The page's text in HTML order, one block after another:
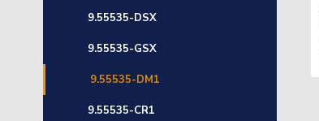
9.55535-DSX
9.55535-GSX
9.55535-DM1
9.55535-CR1